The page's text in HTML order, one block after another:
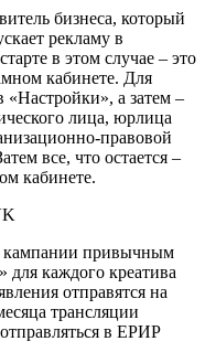
бизнеса, который
рекламу в
в этом случае – это
кабинете. Для
а затем –
лица, юрлица
правовой
все, что остается –
кабинете.
кампании привычным
для каждого креатива
отправятся на
трансляции
в ЕРИР